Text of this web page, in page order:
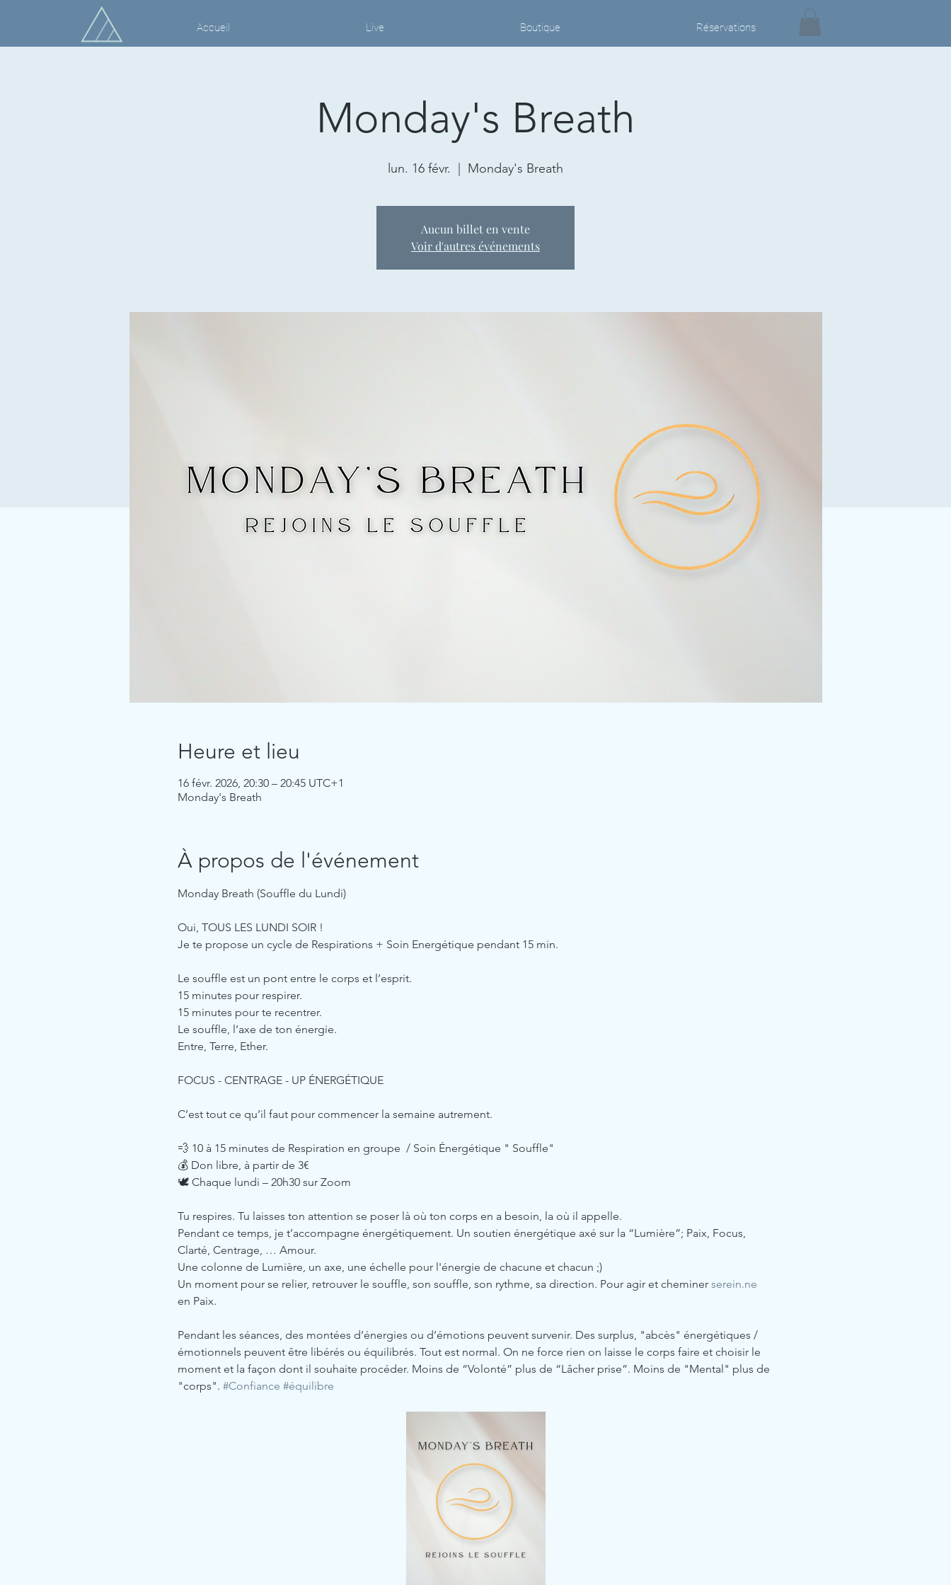
Accueil Live Boutique Réservations
Monday's Breath
lun. 16 févr. Monday's Breath
Aucun billet en vente
Voir d'autres événements
Heure et lieu
16 févr. 2026, 20:30 – 20:45 UTC+1
Monday's Breath
À propos de l'événement
Monday Breath (Souffle du Lundi)
Oui, TOUS LES LUNDI SOIR !
Je te propose un cycle de Respirations + Soin Energétique pendant 15 min.
Le souffle est un pont entre le corps et l’esprit.
15 minutes pour respirer.
15 minutes pour te recentrer.
Le souffle, l’axe de ton énergie.
Entre, Terre, Ether.
FOCUS - CENTRAGE - UP ÉNERGÉTIQUE
C’est tout ce qu’il faut pour commencer la semaine autrement.
💨 10 à 15 minutes de Respiration en groupe  / Soin Énergétique " Souffle"
💰 Don libre, à partir de 3€
🕊️ Chaque lundi – 20h30 sur Zoom
Tu respires. Tu laisses ton attention se poser là où ton corps en a besoin, la où il appelle.
Pendant ce temps, je t’accompagne énergétiquement. Un soutien énergétique axé sur la “Lumière”; Paix, Focus,
Clarté, Centrage, … Amour.
Une colonne de Lumière, un axe, une échelle pour l'énergie de chacune et chacun ;)
Un moment pour se relier, retrouver le souffle, son souffle, son rythme, sa direction. Pour agir et cheminer serein.ne
en Paix.
Pendant les séances, des montées d’énergies ou d’émotions peuvent survenir. Des surplus, "abcès" énergétiques /
émotionnels peuvent être libérés ou équilibrés. Tout est normal. On ne force rien on laisse le corps faire et choisir le
moment et la façon dont il souhaite procéder. Moins de “Volonté” plus de “Lâcher prise”. Moins de "Mental" plus de
"corps". #Confiance #équilibre